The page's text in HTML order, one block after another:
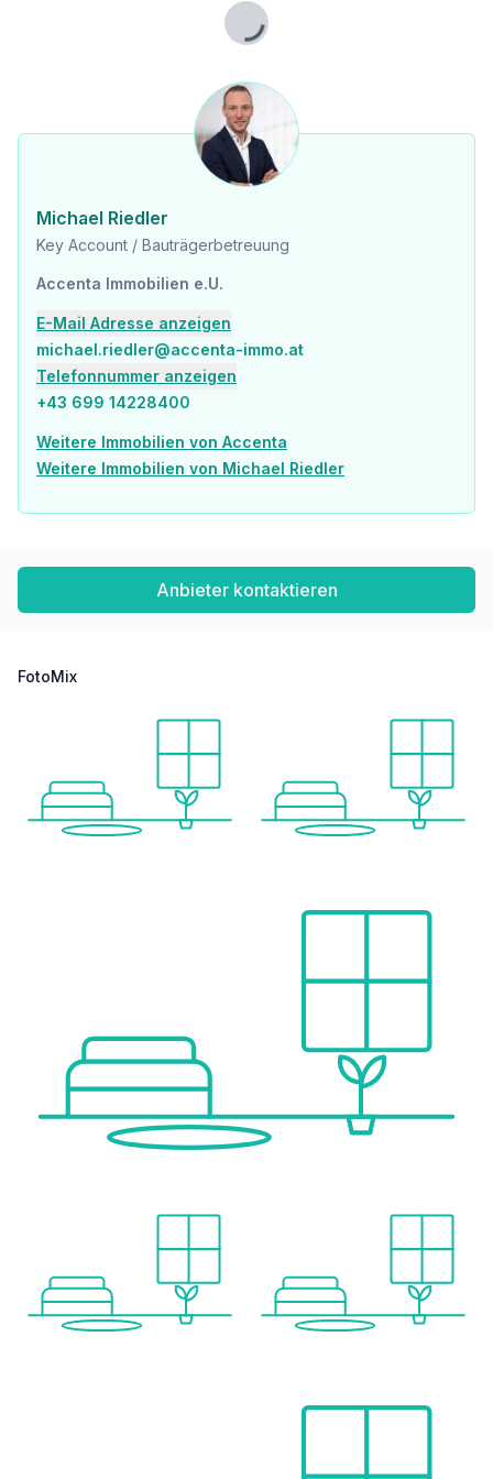
Kinder & Schulen
Höhere Schule <775m
Supermarkt <325m
Bäckerei <350m
Einkaufszentrum <375m
Sonstige
Geldautomat <350m
Post <350m
Polizei <300m
Verkehr
Straßenbahn <175m
Angaben Entfernung Luftlinie / Quelle: OpenStreetMap
Lade...
Michael Riedler
Key Account / Bauträgerbetreuung
Accenta Immobilien e.U.
E-Mail Adresse anzeigen
michael.riedler@accenta-immo.at
Telefonnummer anzeigen
+43 699 14228400
Weitere Immobilien von Accenta
Weitere Immobilien von Michael Riedler
Anbieter kontaktieren
FotoMix